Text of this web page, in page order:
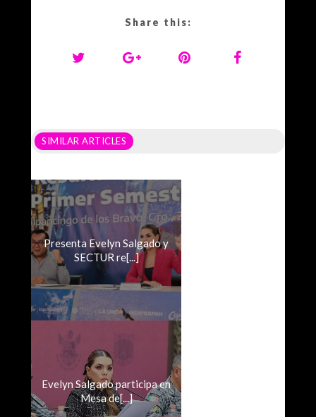
Share this:
SIMILAR ARTICLES
Presenta Evelyn Salgado y
SECTUR re[...]
Evelyn Salgado participa en
Mesa de[...]